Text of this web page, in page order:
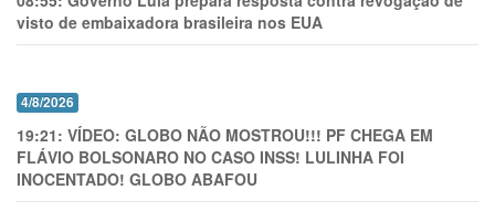
visto de embaixadora brasileira nos EUA
4/8/2026
19:21: VÍDEO: GLOBO NÃO MOSTROU!!! PF CHEGA EM
FLÁVIO BOLSONARO NO CASO INSS! LULINHA FOI
INOCENTADO! GLOBO ABAFOU